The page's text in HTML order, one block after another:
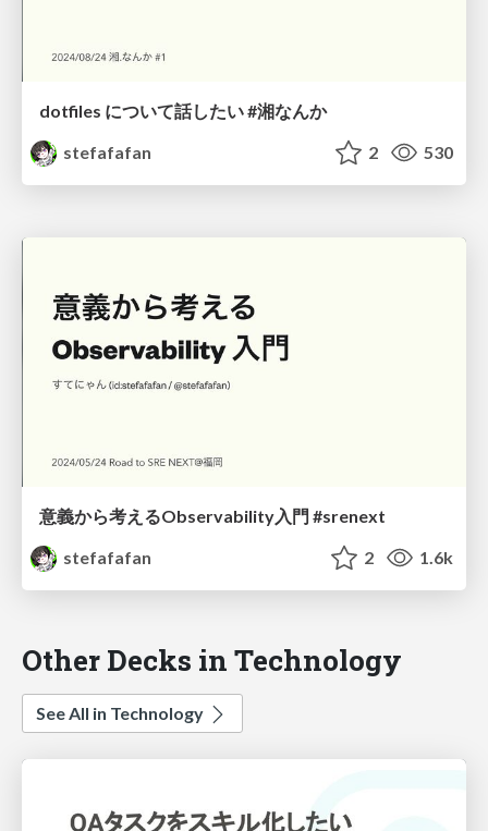
dotfiles について話したい #湘なんか
stefafafan
2 530
意義から考えるObservability入門 #srenext
stefafafan
2 1.6k
Other Decks in Technology
See All in Technology